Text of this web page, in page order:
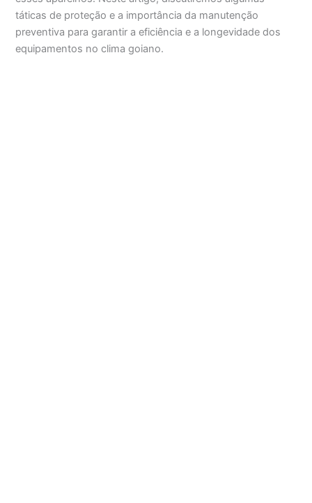
táticas de proteção e a importância da manutenção
preventiva para garantir a eficiência e a longevidade dos
equipamentos no clima goiano.